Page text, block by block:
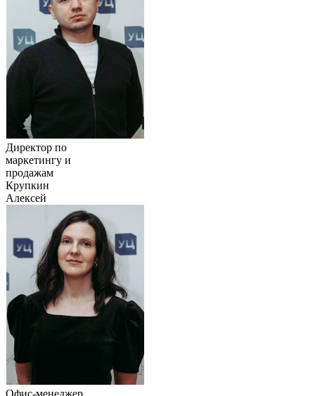
Директор по
маркетингу и
продажам
Крупкин
Алексей
Офис-менеджер